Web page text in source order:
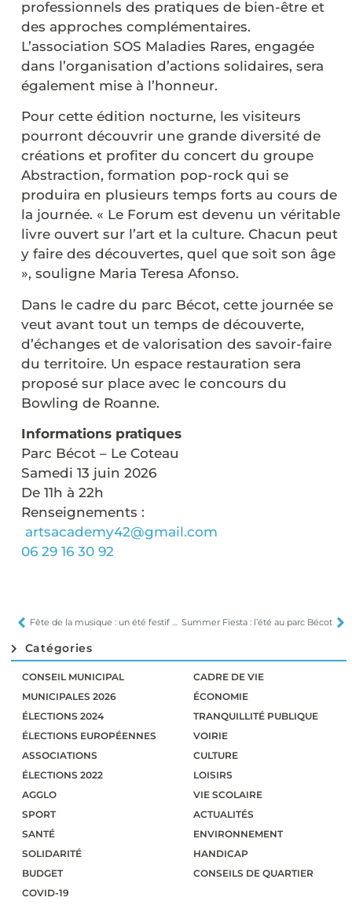
professionnels des pratiques de bien-être et
des approches complémentaires.
L’association SOS Maladies Rares, engagée
dans l’organisation d’actions solidaires, sera
également mise à l’honneur.
Pour cette édition nocturne, les visiteurs
pourront découvrir une grande diversité de
créations et profiter du concert du groupe
Abstraction, formation pop-rock qui se
produira en plusieurs temps forts au cours de
la journée. « Le Forum est devenu un véritable
livre ouvert sur l’art et la culture. Chacun peut
y faire des découvertes, quel que soit son âge
», souligne Maria Teresa Afonso.
Dans le cadre du parc Bécot, cette journée se
veut avant tout un temps de découverte,
d’échanges et de valorisation des savoir-faire
du territoire. Un espace restauration sera
proposé sur place avec le concours du
Bowling de Roanne.
Informations pratiques
Parc Bécot – Le Coteau
Samedi 13 juin 2026
De 11h à 22h
Renseignements :
artsacademy42@gmail.com
06 29 16 30 92
Fête de la musique : un été festif démarre ! Summer Fiesta : l’été au parc Bécot
Catégories
CONSEIL MUNICIPAL
MUNICIPALES 2026
ÉLECTIONS 2024
ÉLECTIONS EUROPÉENNES
ASSOCIATIONS
ÉLECTIONS 2022
AGGLO
SPORT
SANTÉ
SOLIDARITÉ
BUDGET
COVID-19
CADRE DE VIE
ÉCONOMIE
TRANQUILLITÉ PUBLIQUE
VOIRIE
CULTURE
LOISIRS
VIE SCOLAIRE
ACTUALITÉS
ENVIRONNEMENT
HANDICAP
CONSEILS DE QUARTIER